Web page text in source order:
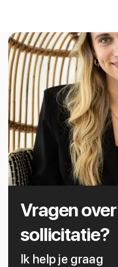
Vragen
sollicitatie?
Ik help je graag